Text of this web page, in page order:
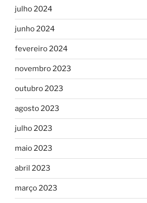
julho 2024
junho 2024
fevereiro 2024
novembro 2023
outubro 2023
agosto 2023
julho 2023
maio 2023
abril 2023
março 2023